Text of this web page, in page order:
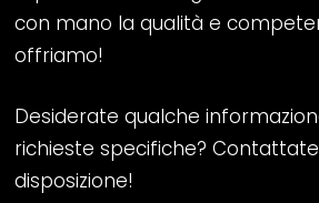
con mano la qualità e
offriamo!
Desiderate qualche
richieste specifiche?
disposizione!